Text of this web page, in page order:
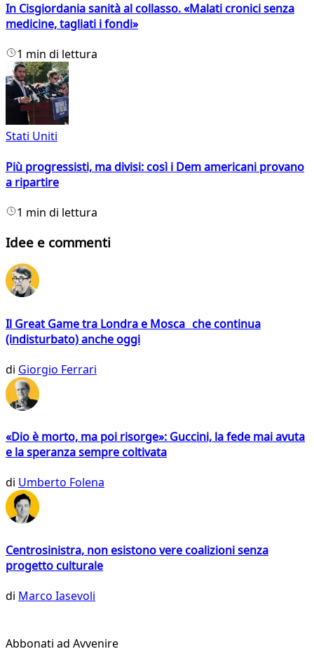
In Cisgiordania sanità al collasso. «Malati cronici senza
medicine, tagliati i fondi»
1 min di lettura
Stati Uniti
Più progressisti, ma divisi: così i Dem americani provano
a ripartire
1 min di lettura
Idee e commenti
Il Great Game tra Londra e Mosca che continua
(indisturbato) anche oggi
di Giorgio Ferrari
«Dio è morto, ma poi risorge»: Guccini, la fede mai avuta
e la speranza sempre coltivata
di Umberto Folena
Centrosinistra, non esistono vere coalizioni senza
progetto culturale
di Marco Iasevoli
Abbonati ad Avvenire